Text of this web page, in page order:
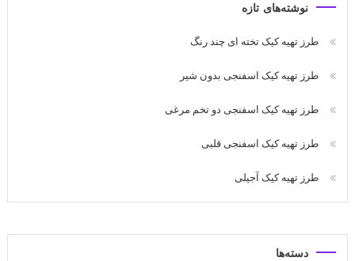
نوشته‌های تازه
طرز تهیه کیک تخته ای چند رنگ
طرز تهیه کیک اسفنجی بدون شیر
طرز تهیه کیک اسفنجی دو تخم مرغی
طرز تهیه کیک اسفنجی قلبی
طرز تهیه کیک آجیلی
دسته‌ها